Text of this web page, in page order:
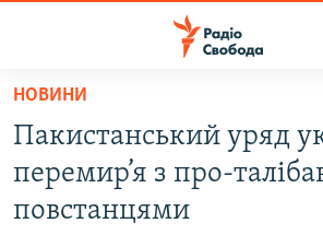
Перейти
основного
матеріалу
Перейти
до
СТАТТІ
НОВИНИ
Пакистанський уряд
перемир’я з про-
повстанцями